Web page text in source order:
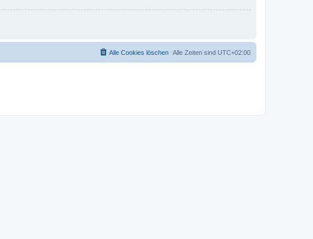
Alle Zeiten sind UTC+02:00
Alle Cookies löschen